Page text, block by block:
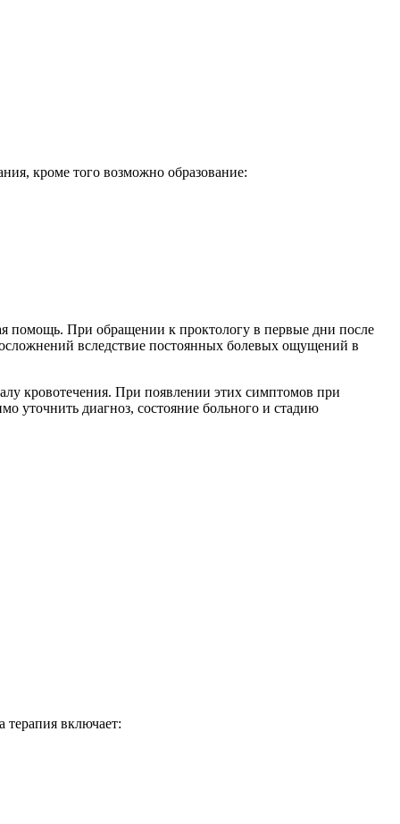
кроме того возможно образование:
помощь. При обращении к проктологу в первые дни после
вследствие постоянных болевых ощущений в
кровотечения. При появлении этих симптомов при
уточнить диагноз, состояние больного и стадию
терапия включает: